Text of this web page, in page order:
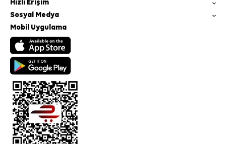
Hızlı Erişim
Sosyal Medya
Mobil Uygulama